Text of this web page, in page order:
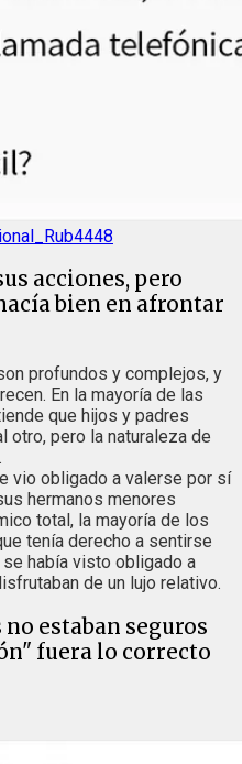
acciones, pero
bien en afrontar
profundos y complejos, y
En la mayoría de las
que hijos y padres
otro, pero la naturaleza de
vio obligado a valerse por sí
hermanos menores
total, la mayoría de los
tenía derecho a sentirse
había visto obligado a
de un lujo relativo.
estaban seguros
fuera lo correcto